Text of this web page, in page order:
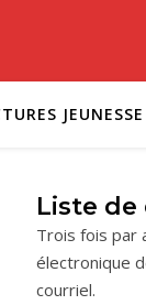
JEUNESSE
Liste
Trois fois par
électronique
courriel.